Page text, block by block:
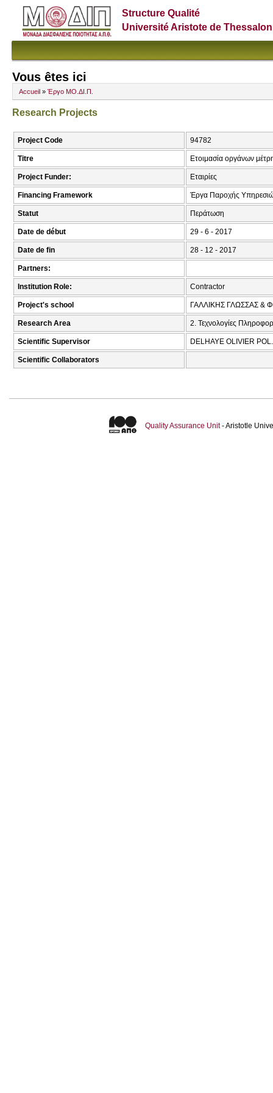
Structure Qualité
Université Aristote de
Vous êtes ici
Accueil » Έργο ΜΟ.ΔΙ.Π.
Research Projects
Project Code 94782
Titre Ετοιμασία οργάνων
Project Funder: Εταιρίες
Financing Framework Έργα Παροχής
Statut Περάτωση
Date de début 29 - 6 - 2017
Date de fin 28 - 12 - 2017
Partners:
Institution Role: Contractor
Project's school ΓΑΛΛΙΚΗΣ ΓΛΩΣΣΑΣ &
Research Area 2. Τεχνολογίες
Scientific Supervisor DELHAYE OLIVIER POL.
Scientific Collaborators
Quality Assurance Unit- Aristotle